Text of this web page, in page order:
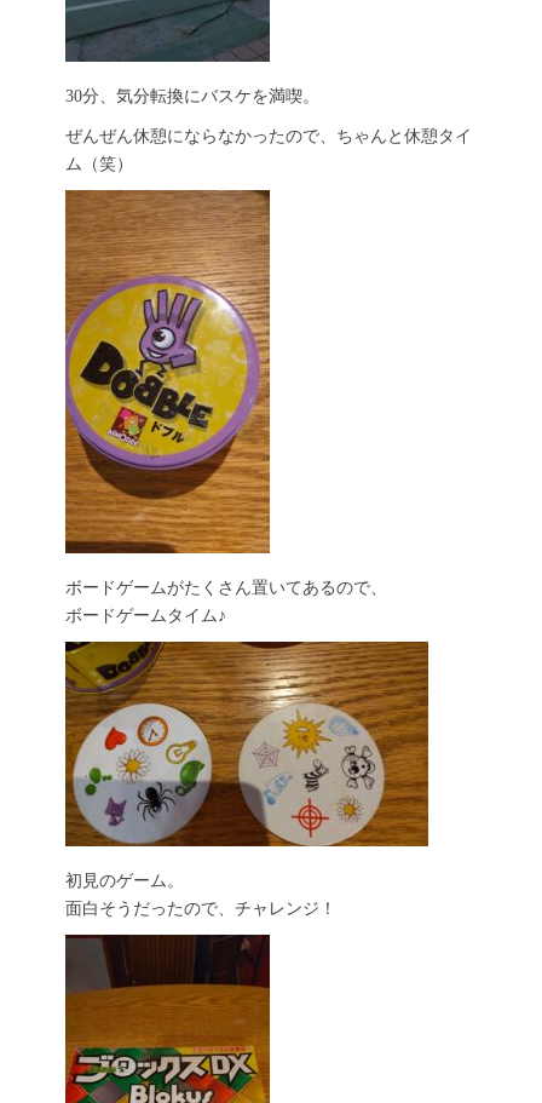
30分、気分転換にバスケを満喫。
ぜんぜん休憩にならなかったので、ちゃんと休憩タイ
ム（笑）
ボードゲームがたくさん置いてあるので、
ボードゲームタイム♪
初見のゲーム。
面白そうだったので、チャレンジ！